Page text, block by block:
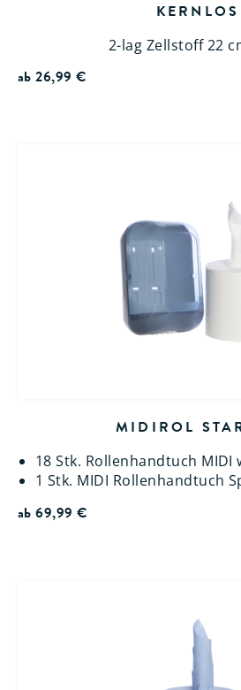
ERNLOS
2-lag Zellstoff 22
ab26,99€
MIDIROL
18 Stk. Rollenhandtuch MIDI
1 Stk. MIDI Rollenhandtuch
ab69,99€